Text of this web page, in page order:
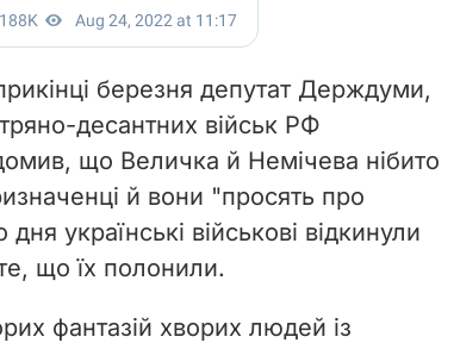
березня депутат Держдуми,
десантних військ РФ
що Величка й Немічева нібито
й вони "просять про
українські військові відкинули
що їх полонили.
фантазій хворих людей із